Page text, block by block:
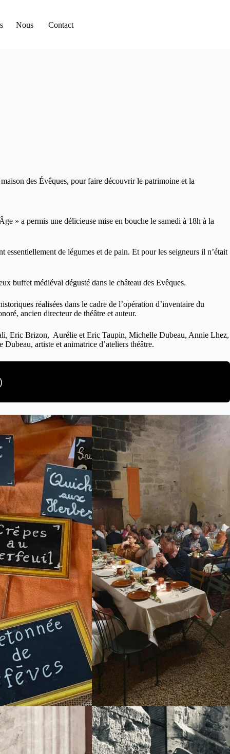
Nous Contact
des Évêques, pour faire découvrir le patrimoine et la
» a permis une délicieuse mise en bouche le samedi à 18h à la
de légumes et de pain. Et pour les seigneurs il n’était
buffet médiéval dégusté dans le château des Evêques.
réalisées dans le cadre de l’opération d’inventaire du
ancien directeur de théâtre et auteur.
Eric Brizon, Aurélie et Eric Taupin, Michelle Dubeau, Annie Lhez,
artiste et animatrice d’ateliers théâtre.